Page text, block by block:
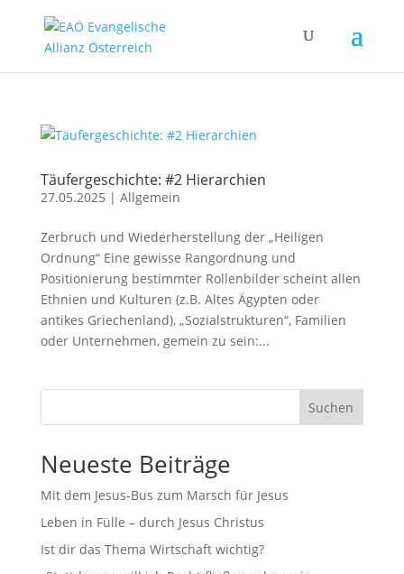
Täufergeschichte: #2 Hierarchien
27.05.2025 | Allgemein
Zerbruch und Wiederherstellung der „Heiligen
Ordnung“ Eine gewisse Rangordnung und
Positionierung bestimmter Rollenbilder scheint allen
Ethnien und Kulturen (z.B. Altes Ägypten oder
antikes Griechenland), „Sozialstrukturen“, Familien
oder Unternehmen, gemein zu sein:...
Suchen
Neueste Beiträge
Mit dem Jesus-Bus zum Marsch für Jesus
Leben in Fülle – durch Jesus Christus
Ist dir das Thema Wirtschaft wichtig?